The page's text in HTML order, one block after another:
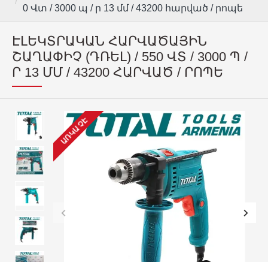
0 Վտ / 3000 պ / ր 13 մմ / 43200 հարված / րոպե
ԷԼԵԿՏՐԱԿԱՆ ՀԱՐՎԱԾԱՅԻՆ
ՇԱՂԱՓԻՉ (ԴՌԵԼ) / 550 ՎՏ / 3000 Պ /
Ր 13 ՄՄ / 43200 ՀԱՐՎԱԾ / ՐՈՊԵ
ԱՌԿԱ ՉԷ